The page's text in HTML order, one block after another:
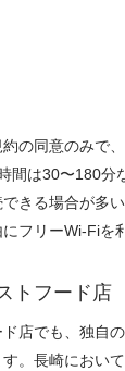
の同意のみで
間は30〜180分
きる場合が多
フリーWi-Fiを
トフード店
店でも、独自
。長崎におい